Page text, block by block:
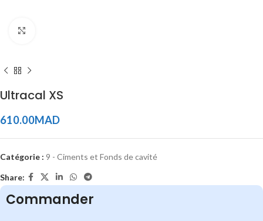
Ultracal XS
610.00MAD
Catégorie : 9 - Ciments et Fonds de cavité
Share:
Commander